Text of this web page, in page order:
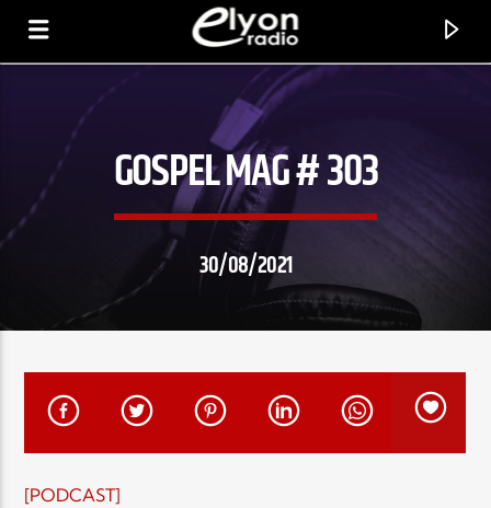
RADIO ELYON
POSITIVE ET ENCOURAGEANTE !
EN CE MOMENT
GOSPEL MAG # 303
30/08/2021
[PODCAST]